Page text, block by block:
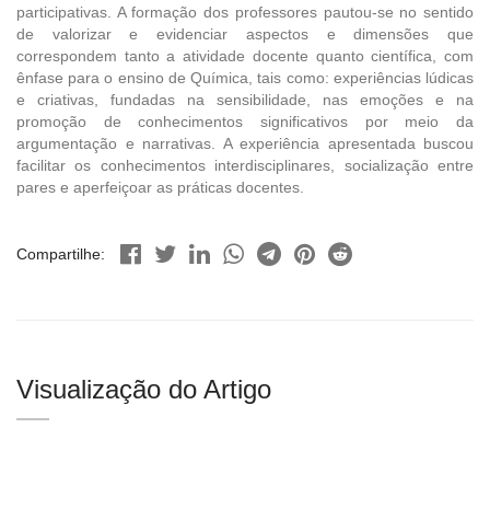
participativas. A formação dos professores pautou-se no sentido
de valorizar e evidenciar aspectos e dimensões que
correspondem tanto a atividade docente quanto científica, com
ênfase para o ensino de Química, tais como: experiências lúdicas
e criativas, fundadas na sensibilidade, nas emoções e na
promoção de conhecimentos significativos por meio da
argumentação e narrativas. A experiência apresentada buscou
facilitar os conhecimentos interdisciplinares, socialização entre
pares e aperfeiçoar as práticas docentes.
Compartilhe:
Visualização do Artigo